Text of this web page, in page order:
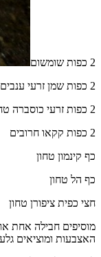
2 כפות שומשום
2 כפות שמן זרעי ענבים או יותר
2 כפות זרעי כוסברה טחונים
2 כפות קקאו חרובים
כף קינמון טחון
כף הל טחון
חצי כפית ציפורן טחון
מוסיפים חבילה אחת
האצבעות ומוציאים